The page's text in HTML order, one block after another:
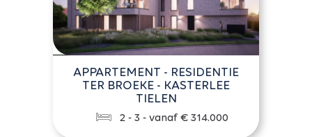
APPARTEMENT - RESIDENTIE
TER BROEKE - KASTERLEE
TIELEN
2 - 3 - vanaf € 314.000